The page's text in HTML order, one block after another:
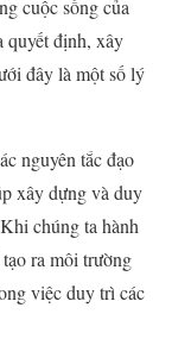
cuộc sống của
quyết định, xây
đây là một số lý
nguyên tắc đạo
xây dựng và duy
chúng ta hành
ra môi trường
việc duy trì các